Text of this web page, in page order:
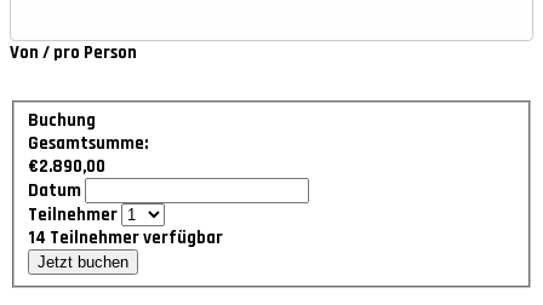
Von / pro Person
Buchung
Gesamtsumme:
€2.890,00
Datum
Teilnehmer
14 Teilnehmer verfügbar
Jetzt buchen